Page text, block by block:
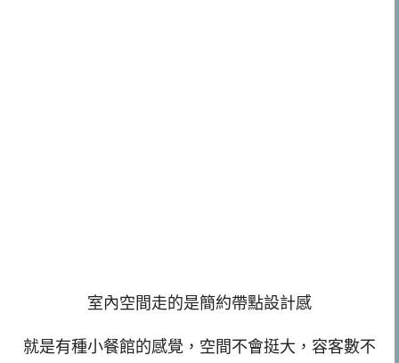
室內空間走的是簡約帶點設計感
就是有種小餐館的感覺，空間不會挺大，容客數不